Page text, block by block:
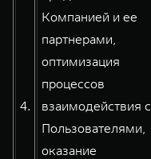
4.
Компанией и ее
партнерами,
оптимизация
процессов
взаимодействия с
Пользователями,
оказание